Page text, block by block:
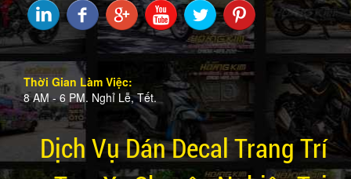
Thời Gian Làm Việc:
8 AM - 6 PM. Nghỉ Lễ, Tết.
Dịch Vụ Dán Decal Trang Trí